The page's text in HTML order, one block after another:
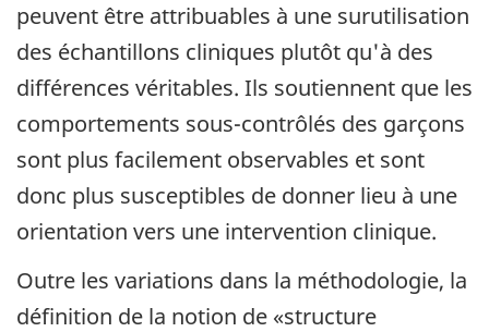
peuvent être attribuables à une surutilisation
des échantillons cliniques plutôt qu'à des
différences véritables. Ils soutiennent que les
comportements sous-contrôlés des garçons
sont plus facilement observables et sont
donc plus susceptibles de donner lieu à une
orientation vers une intervention clinique.
Outre les variations dans la méthodologie, la
définition de la notion de «structure